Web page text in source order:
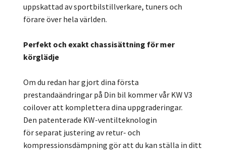
uppskattad av sportbilstillverkare, tuners och
förare över hela världen.
Perfekt och exakt chassisättning för mer
körglädje
Om du redan har gjort dina första
prestandaändringar på Din bil kommer vår KW V3
coilover att komplettera dina uppgraderingar.
Den patenterade KW-ventilteknologin
för separat justering av retur- och
kompressionsdämpning gör att du kan ställa in ditt